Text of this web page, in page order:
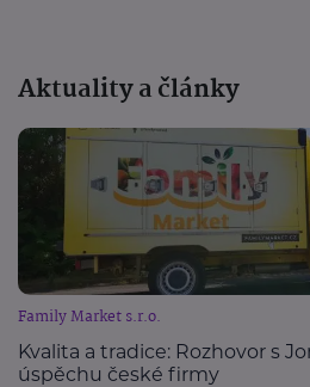
Aktuality a články
Family Market s.r.o.
Kvalita a tradice: Rozhovor s
úspěchu české firmy